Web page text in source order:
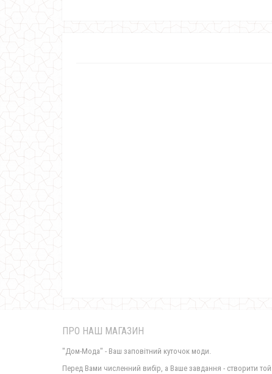
ПРО НАШ МАГАЗИН
"Дом-Мода" - Ваш заповітний куточок моди.
Перед Вами численний вибір, а Ваше завдання - створити той